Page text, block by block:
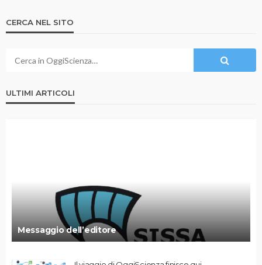
CERCA NEL SITO
ULTIMI ARTICOLI
Messaggio dell’editore